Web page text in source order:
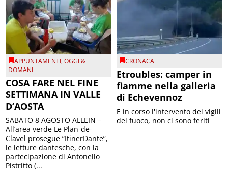
APPUNTAMENTI,OGGI &
DOMANI
COSA FARE NEL FINE
SETTIMANA IN VALLE
D’AOSTA
SABATO 8 AGOSTO ALLEIN –
All’area verde Le Plan-de-
Clavel prosegue “ItinerDante”,
le letture dantesche, con la
partecipazione di Antonello
Pistritto (...
CRONACA
Etroubles: camper in
fiamme nella galleria
di Echevennoz
E in corso l'intervento dei vigili
del fuoco, non ci sono feriti